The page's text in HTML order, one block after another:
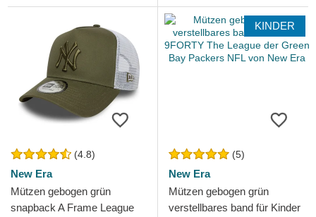
(4.8)
New Era
Mützen gebogen grün
snapback A Frame League
KINDER
(5)
New Era
Mützen gebogen grün
verstellbares band für Kinder